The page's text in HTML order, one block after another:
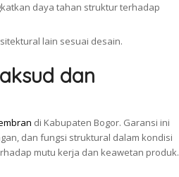
daya tahan struktur terhadap
lain sesuai desain.
dan
di Kabupaten Bogor. Garansi ini
dan fungsi struktural dalam kondisi
mutu kerja dan keawetan produk.